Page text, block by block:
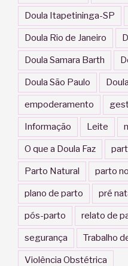
Doula Itapetininga-SP
Doula Rio de Janeiro
Doula Samara Barth
Doula São Paulo
empoderamento
Informação Leite
O que a Doula Faz
Parto Natural parto
plano de parto pré
pós-parto relato de
segurança Trabalho
Violência Obstétrica